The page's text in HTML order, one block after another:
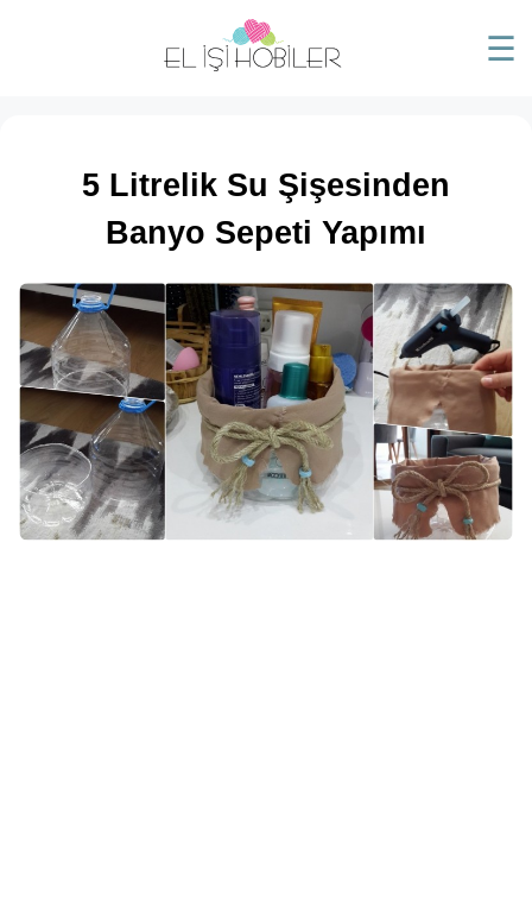
☰
5 Litrelik Su Şişesinden
Banyo Sepeti Yapımı